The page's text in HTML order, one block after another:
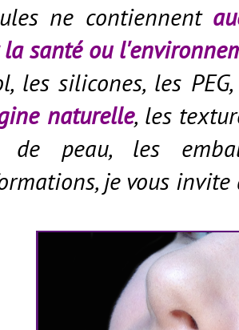
ne contiennent
santé ou
les silicones, les
naturelle, les
de peau, les
je vous